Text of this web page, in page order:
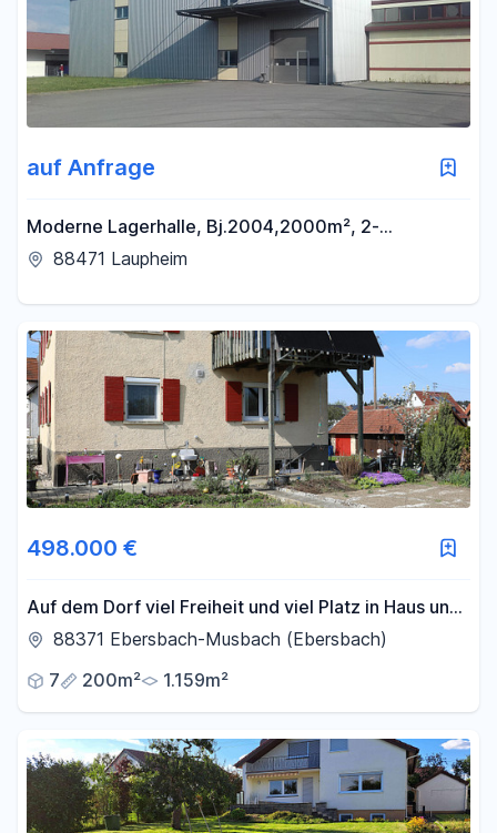
auf Anfrage
Moderne Lagerhalle, Bj.2004,2000m², 2-
geschossig mit Aufzug, Rolltor und Schleuse für Be-
88471 Laupheim
498.000 €
Auf dem Dorf viel Freiheit und viel Platz in Haus und
Garten
88371 Ebersbach-Musbach (Ebersbach)
7
200m² 1.159m²